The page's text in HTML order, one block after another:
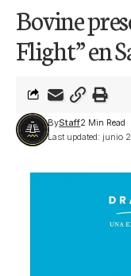
Bovine
Flight” en
Last updated: junio
ByStaff2 Min Read